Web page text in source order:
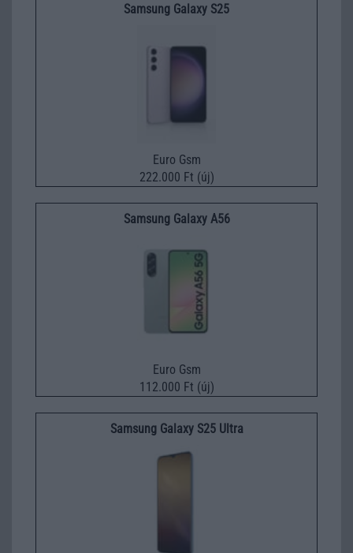
Samsung Galaxy S25
Euro Gsm
222.000 Ft (új)
Samsung Galaxy A56
Euro Gsm
112.000 Ft (új)
Samsung Galaxy S25 Ultra